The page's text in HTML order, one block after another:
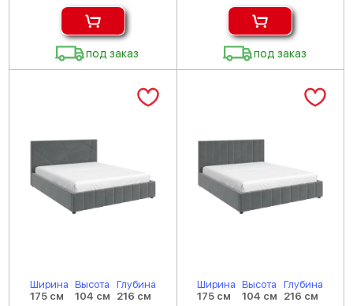
под заказ под заказ
Ширина
175 см
Высота
104 см
Глубина
216 см
Ширина
175 см
Высота
104 см
Глубина
216 см